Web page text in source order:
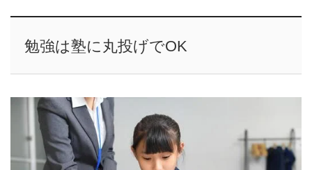
勉強は塾に丸投げでOK